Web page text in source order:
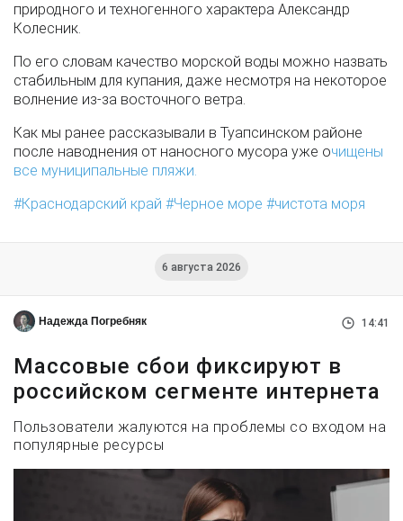
природного и техногенного характера Александр
Колесник.
По его словам качество морской воды можно назвать
стабильным для купания, даже несмотря на некоторое
волнение из-за восточного ветра.
Как мы ранее рассказывали в Туапсинском районе
после наводнения от наносного мусора уже очищены
все муниципальные пляжи.
Краснодарский край
Черное море чистота моря
6 августа 2026
Надежда Погребняк 14:41
Массовые сбои фиксируют в
российском сегменте интернета
Пользователи жалуются на проблемы со входом на
популярные ресурсы